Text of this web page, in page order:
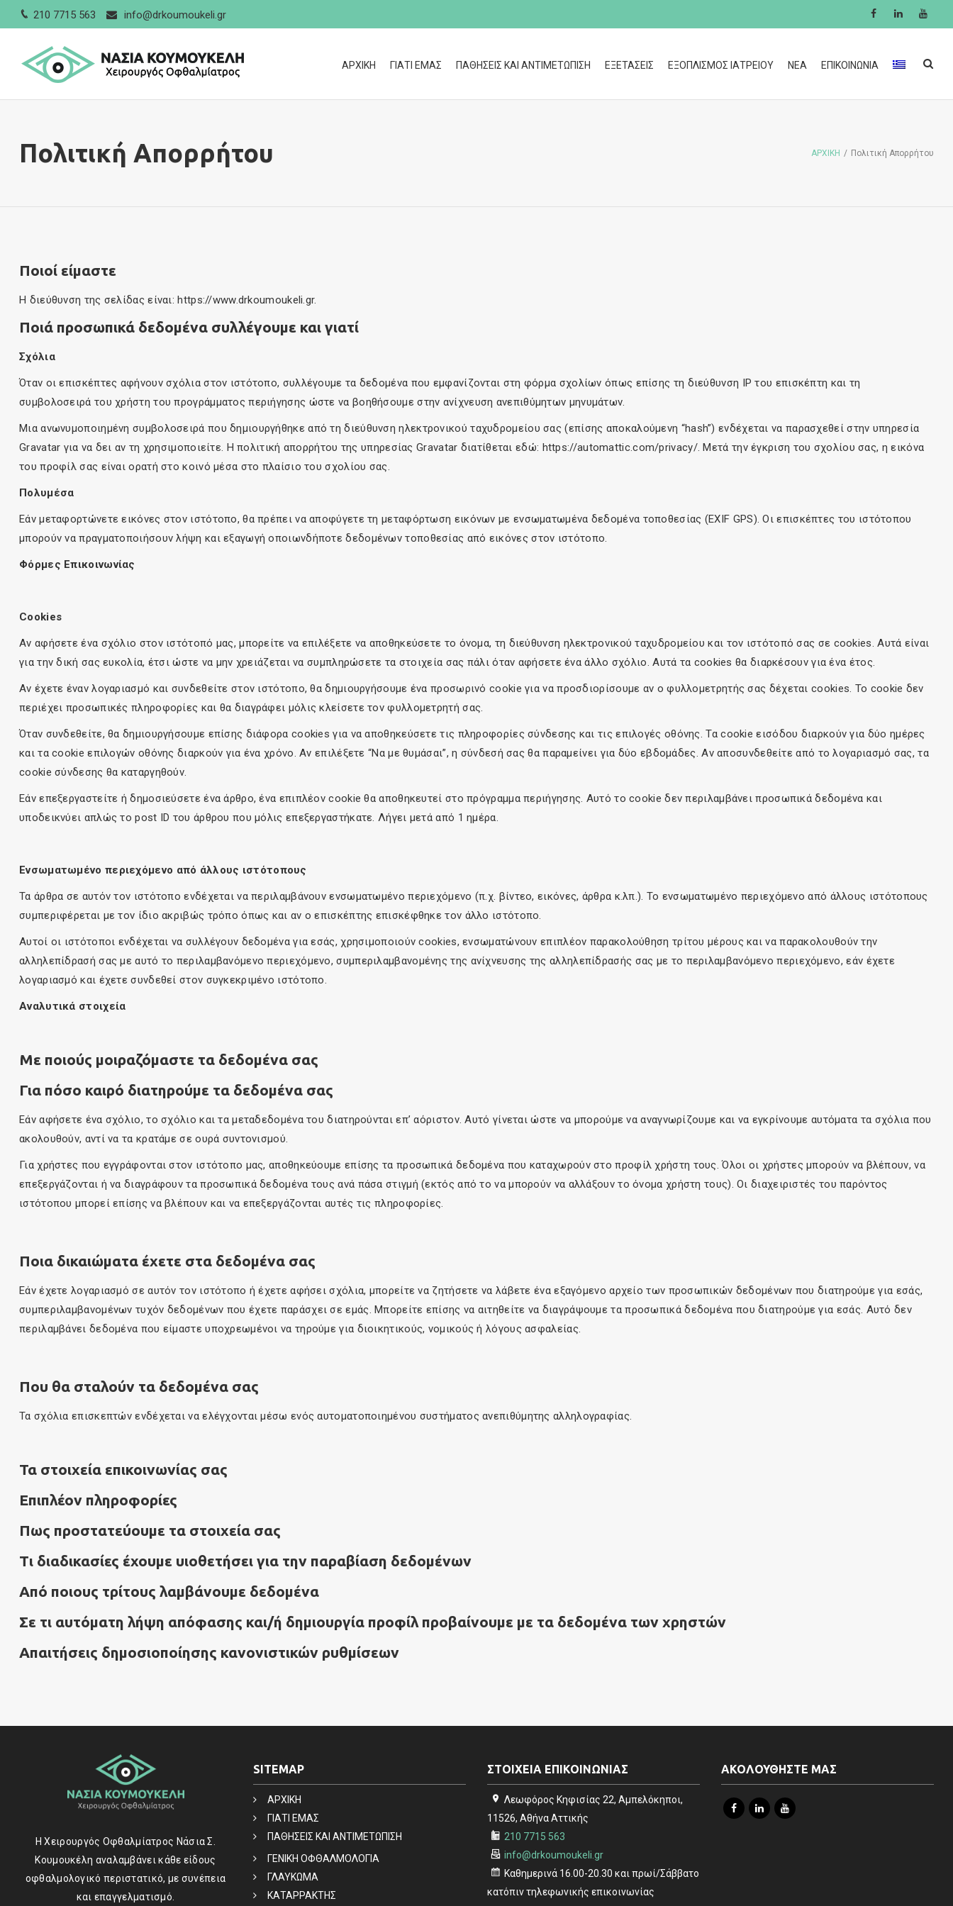
210 7715 563 info@drkoumoukeli.gr
ΑΡΧΙΚΗ ΓΙΑΤΙ ΕΜΑΣ ΠΑΘΗΣΕΙΣ ΚΑΙ ΑΝΤΙΜΕΤΩΠΙΣΗ ΕΞΕΤΑΣΕΙΣ ΕΞΟΠΛΙΣΜΟΣ ΙΑΤΡΕΙΟΥ ΝΕΑ ΕΠΙΚΟΙΝΩΝΙΑ
Πολιτική Απορρήτου ΑΡΧΙΚΗ / Πολιτική Απορρήτου
Ποιοί είμαστε
Η διεύθυνση της σελίδας είναι: https://www.drkoumoukeli.gr.
Ποιά προσωπικά δεδομένα συλλέγουμε και γιατί
Σχόλια
Όταν οι επισκέπτες αφήνουν σχόλια στον ιστότοπο, συλλέγουμε τα δεδομένα που εμφανίζονται στη φόρμα σχολίων όπως επίσης τη διεύθυνση IP του επισκέπτη και τη
συμβολοσειρά του χρήστη του προγράμματος περιήγησης ώστε να βοηθήσουμε στην ανίχνευση ανεπιθύμητων μηνυμάτων.
Μια ανωνυμοποιημένη συμβολοσειρά που δημιουργήθηκε από τη διεύθυνση ηλεκτρονικού ταχυδρομείου σας (επίσης αποκαλούμενη “hash”) ενδέχεται να παρασχεθεί στην υπηρεσία
Gravatar για να δει αν τη χρησιμοποιείτε. Η πολιτική απορρήτου της υπηρεσίας Gravatar διατίθεται εδώ: https://automattic.com/privacy/. Μετά την έγκριση του σχολίου σας, η εικόνα
του προφίλ σας είναι ορατή στο κοινό μέσα στο πλαίσιο του σχολίου σας.
Πολυμέσα
Εάν μεταφορτώνετε εικόνες στον ιστότοπο, θα πρέπει να αποφύγετε τη μεταφόρτωση εικόνων με ενσωματωμένα δεδομένα τοποθεσίας (EXIF GPS). Οι επισκέπτες του ιστότοπου
μπορούν να πραγματοποιήσουν λήψη και εξαγωγή οποιωνδήποτε δεδομένων τοποθεσίας από εικόνες στον ιστότοπο.
Φόρμες Επικοινωνίας
Cookies
Αν αφήσετε ένα σχόλιο στον ιστότοπό μας, μπορείτε να επιλέξετε να αποθηκεύσετε το όνομα, τη διεύθυνση ηλεκτρονικού ταχυδρομείου και τον ιστότοπό σας σε cookies. Αυτά είναι
για την δική σας ευκολία, έτσι ώστε να μην χρειάζεται να συμπληρώσετε τα στοιχεία σας πάλι όταν αφήσετε ένα άλλο σχόλιο. Αυτά τα cookies θα διαρκέσουν για ένα έτος.
Αν έχετε έναν λογαριασμό και συνδεθείτε στον ιστότοπο, θα δημιουργήσουμε ένα προσωρινό cookie για να προσδιορίσουμε αν ο φυλλομετρητής σας δέχεται cookies. Το cookie δεν
περιέχει προσωπικές πληροφορίες και θα διαγράφει μόλις κλείσετε τον φυλλομετρητή σας.
Όταν συνδεθείτε, θα δημιουργήσουμε επίσης διάφορα cookies για να αποθηκεύσετε τις πληροφορίες σύνδεσης και τις επιλογές οθόνης. Τα cookie εισόδου διαρκούν για δύο ημέρες
και τα cookie επιλογών οθόνης διαρκούν για ένα χρόνο. Αν επιλέξετε “Να με θυμάσαι”, η σύνδεσή σας θα παραμείνει για δύο εβδομάδες. Αν αποσυνδεθείτε από το λογαριασμό σας, τα
cookie σύνδεσης θα καταργηθούν.
Εάν επεξεργαστείτε ή δημοσιεύσετε ένα άρθρο, ένα επιπλέον cookie θα αποθηκευτεί στο πρόγραμμα περιήγησης. Αυτό το cookie δεν περιλαμβάνει προσωπικά δεδομένα και
υποδεικνύει απλώς το post ID του άρθρου που μόλις επεξεργαστήκατε. Λήγει μετά από 1 ημέρα.
Ενσωματωμένο περιεχόμενο από άλλους ιστότοπους
Τα άρθρα σε αυτόν τον ιστότοπο ενδέχεται να περιλαμβάνουν ενσωματωμένο περιεχόμενο (π.χ. βίντεο, εικόνες, άρθρα κ.λπ.). Το ενσωματωμένο περιεχόμενο από άλλους ιστότοπους
συμπεριφέρεται με τον ίδιο ακριβώς τρόπο όπως και αν ο επισκέπτης επισκέφθηκε τον άλλο ιστότοπο.
Αυτοί οι ιστότοποι ενδέχεται να συλλέγουν δεδομένα για εσάς, χρησιμοποιούν cookies, ενσωματώνουν επιπλέον παρακολούθηση τρίτου μέρους και να παρακολουθούν την
αλληλεπίδρασή σας με αυτό το περιλαμβανόμενο περιεχόμενο, συμπεριλαμβανομένης της ανίχνευσης της αλληλεπίδρασής σας με το περιλαμβανόμενο περιεχόμενο, εάν έχετε
λογαριασμό και έχετε συνδεθεί στον συγκεκριμένο ιστότοπο.
Αναλυτικά στοιχεία
Με ποιούς μοιραζόμαστε τα δεδομένα σας
Για πόσο καιρό διατηρούμε τα δεδομένα σας
Εάν αφήσετε ένα σχόλιο, το σχόλιο και τα μεταδεδομένα του διατηρούνται επ’ αόριστον. Αυτό γίνεται ώστε να μπορούμε να αναγνωρίζουμε και να εγκρίνουμε αυτόματα τα σχόλια που
ακολουθούν, αντί να τα κρατάμε σε ουρά συντονισμού.
Για χρήστες που εγγράφονται στον ιστότοπο μας, αποθηκεύουμε επίσης τα προσωπικά δεδομένα που καταχωρούν στο προφίλ χρήστη τους. Όλοι οι χρήστες μπορούν να βλέπουν, να
επεξεργάζονται ή να διαγράφουν τα προσωπικά δεδομένα τους ανά πάσα στιγμή (εκτός από το να μπορούν να αλλάξουν το όνομα χρήστη τους). Οι διαχειριστές του παρόντος
ιστότοπου μπορεί επίσης να βλέπουν και να επεξεργάζονται αυτές τις πληροφορίες.
Ποια δικαιώματα έχετε στα δεδομένα σας
Εάν έχετε λογαριασμό σε αυτόν τον ιστότοπο ή έχετε αφήσει σχόλια, μπορείτε να ζητήσετε να λάβετε ένα εξαγόμενο αρχείο των προσωπικών δεδομένων που διατηρούμε για εσάς,
συμπεριλαμβανομένων τυχόν δεδομένων που έχετε παράσχει σε εμάς. Μπορείτε επίσης να αιτηθείτε να διαγράψουμε τα προσωπικά δεδομένα που διατηρούμε για εσάς. Αυτό δεν
περιλαμβάνει δεδομένα που είμαστε υποχρεωμένοι να τηρούμε για διοικητικούς, νομικούς ή λόγους ασφαλείας.
Που θα σταλούν τα δεδομένα σας
Τα σχόλια επισκεπτών ενδέχεται να ελέγχονται μέσω ενός αυτοματοποιημένου συστήματος ανεπιθύμητης αλληλογραφίας.
Τα στοιχεία επικοινωνίας σας
Επιπλέον πληροφορίες
Πως προστατεύουμε τα στοιχεία σας
Τι διαδικασίες έχουμε υιοθετήσει για την παραβίαση δεδομένων
Από ποιους τρίτους λαμβάνουμε δεδομένα
Σε τι αυτόματη λήψη απόφασης και/ή δημιουργία προφίλ προβαίνουμε με τα δεδομένα των χρηστών
Απαιτήσεις δημοσιοποίησης κανονιστικών ρυθμίσεων
Η Χειρουργός Οφθαλμίατρος Νάσια Σ.
Κουμουκέλη αναλαμβάνει κάθε είδους
οφθαλμολογικό περιστατικό, με συνέπεια
και επαγγελματισμό.
SITEMAP
ΑΡΧΙΚΗ
ΓΙΑΤΙ ΕΜΑΣ
ΠΑΘΗΣΕΙΣ ΚΑΙ ΑΝΤΙΜΕΤΩΠΙΣΗ
ΓΕΝΙΚΗ ΟΦΘΑΛΜΟΛΟΓΙΑ
ΓΛΑΥΚΩΜΑ
ΚΑΤΑΡΡΑΚΤΗΣ
ΣΤΟΙΧΕΙΑ ΕΠΙΚΟΙΝΩΝΙΑΣ
Λεωφόρος Κηφισίας 22, Αμπελόκηποι,
11526, Αθήνα Αττικής
210 7715 563
info@drkoumoukeli.gr
Καθημερινά 16.00-20.30 και πρωί/Σάββατο
κατόπιν τηλεφωνικής επικοινωνίας
ΑΚΟΛΟΥΘΗΣΤΕ ΜΑΣ